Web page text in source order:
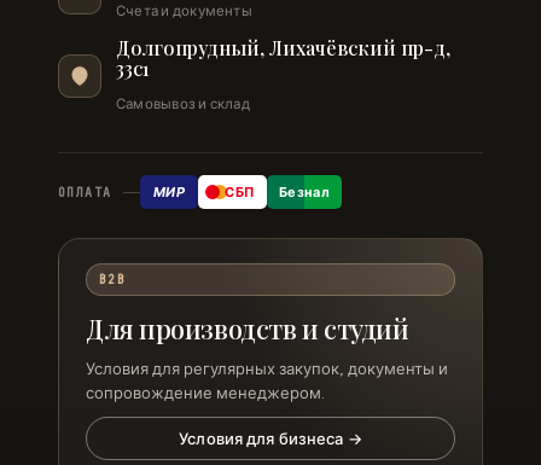
Счета и документы
Долгопрудный, Лихачёвский пр-д,
33с1
Самовывоз и склад
ОПЛАТА МИР СБП Безнал
B2B
Для производств и студий
Условия для регулярных закупок, документы и
сопровождение менеджером.
Условия для бизнеса →